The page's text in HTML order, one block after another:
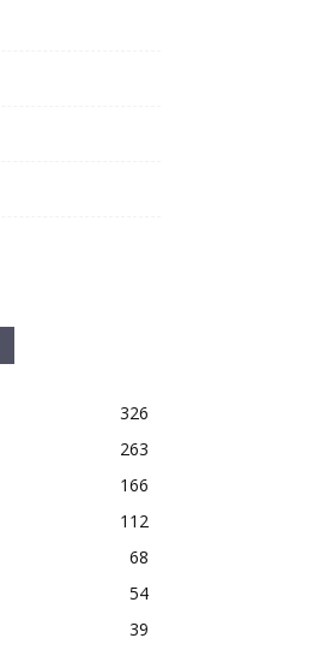
326
263
166
112
68
54
39